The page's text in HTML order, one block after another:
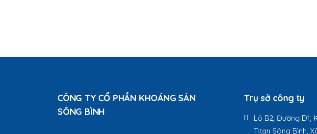
CÔNG TY CỔ PHẦN KHOÁNG SẢN
SÔNG BÌNH
Trụ sở công ty
Lô B2, Đường D1,
Titan Sông Bình,